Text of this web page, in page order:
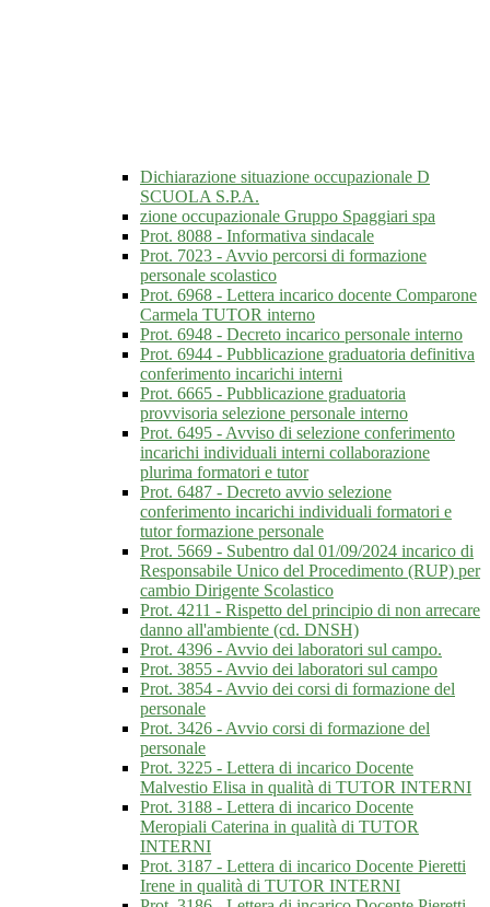
Dichiarazione situazione occupazionale D
SCUOLA S.P.A.
zione occupazionale Gruppo Spaggiari spa
Prot. 8088 - Informativa sindacale
Prot. 7023 - Avvio percorsi di formazione
personale scolastico
Prot. 6968 - Lettera incarico docente Comparone
Carmela TUTOR interno
Prot. 6948 - Decreto incarico personale interno
Prot. 6944 - Pubblicazione graduatoria definitiva
conferimento incarichi interni
Prot. 6665 - Pubblicazione graduatoria
provvisoria selezione personale interno
Prot. 6495 - Avviso di selezione conferimento
incarichi individuali interni collaborazione
plurima formatori e tutor
Prot. 6487 - Decreto avvio selezione
conferimento incarichi individuali formatori e
tutor formazione personale
Prot. 5669 - Subentro dal 01/09/2024 incarico di
Responsabile Unico del Procedimento (RUP) per
cambio Dirigente Scolastico
Prot. 4211 - Rispetto del principio di non arrecare
danno all'ambiente (cd. DNSH)
Prot. 4396 - Avvio dei laboratori sul campo.
Prot. 3855 - Avvio dei laboratori sul campo
Prot. 3854 - Avvio dei corsi di formazione del
personale
Prot. 3426 - Avvio corsi di formazione del
personale
Prot. 3225 - Lettera di incarico Docente
Malvestio Elisa in qualità di TUTOR INTERNI
Prot. 3188 - Lettera di incarico Docente
Meropiali Caterina in qualità di TUTOR
INTERNI
Prot. 3187 - Lettera di incarico Docente Pieretti
Irene in qualità di TUTOR INTERNI